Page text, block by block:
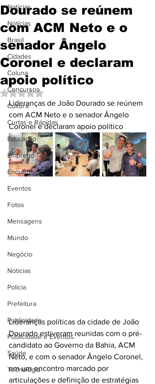
Notícias
Notícias
Brasil
Cidades
Coluna
Concursos
Cultura
Curtas e Rápidas
Educação
Emprego
Enquete
Eventos
Fotos
Mensagens
Mundo
Negócio
Noticias
Policia
Prefeitura
Publicidade
Publicidade e Eventos.
Saúde
Tecnologia
Dourado se reúnem
com ACM Neto e o
senador Ângelo
Coronel e declaram
apoio político
Avaliado com NaN de 5 estrelas.
Lideranças de João Dourado se reúnem
com ACM Neto e o senador Ângelo
Coronel e declaram apoio político
Lideranças políticas da cidade de João
Dourado estiveram reunidas com o pré-
candidato ao Governo da Bahia, ACM
Neto, e com o senador Ângelo Coronel,
em um encontro marcado por
articulações e definição de estratégias